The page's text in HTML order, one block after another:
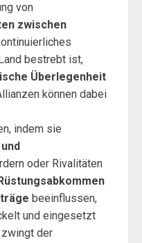
von
zwischen
bestrebt ist,
Überlegenheit
können dabei
indem sie
oder Rivalitäten
beeinflussen,
und eingesetzt
der